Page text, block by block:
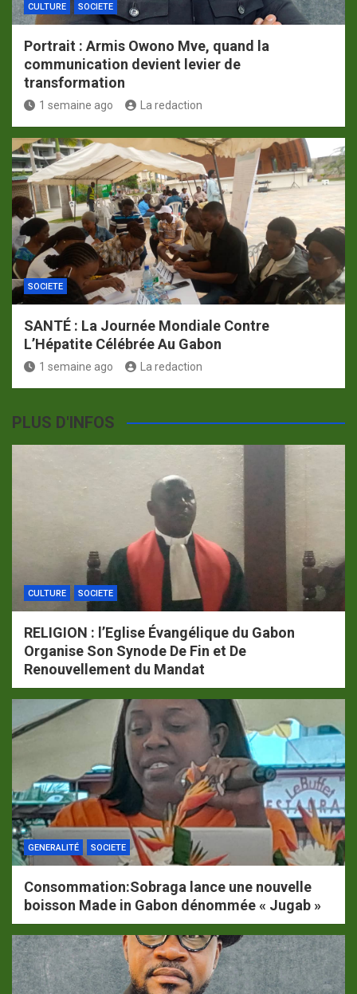
CULTURE SOCIETE
Portrait : Armis Owono Mve, quand la
communication devient levier de
transformation
1 semaine ago La redaction
SOCIETE
SANTÉ : La Journée Mondiale Contre
L’Hépatite Célébrée Au Gabon
1 semaine ago La redaction
PLUS D'INFOS
CULTURE SOCIETE
RELIGION : l’Eglise Évangélique du Gabon
Organise Son Synode De Fin et De
Renouvellement du Mandat
GENERALITÉ SOCIETE
Consommation:Sobraga lance une nouvelle
boisson Made in Gabon dénommée « Jugab »